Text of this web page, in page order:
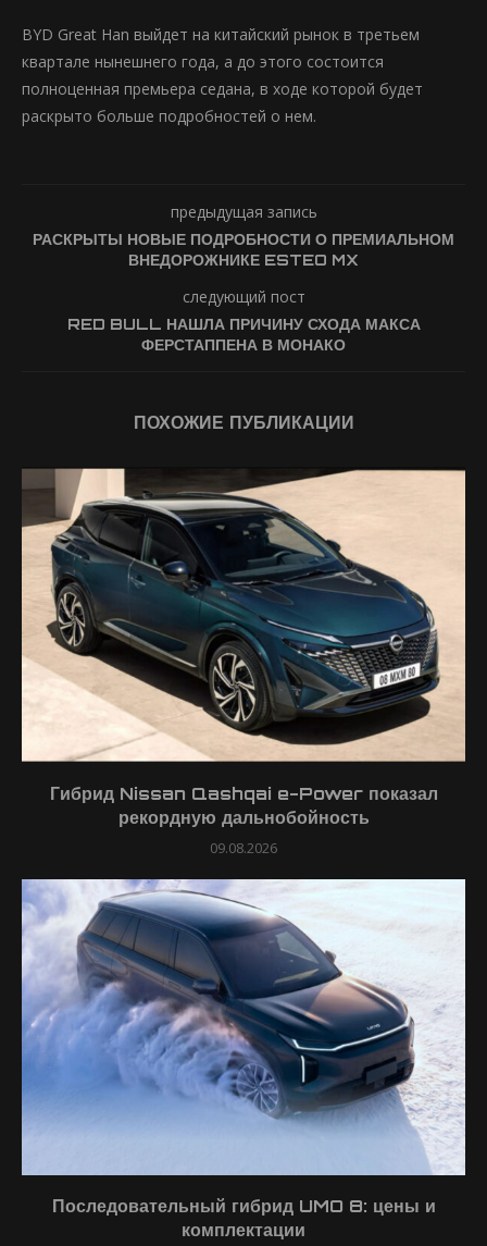
BYD Great Han выйдет на китайский рынок в третьем
квартале нынешнего года, а до этого состоится
полноценная премьера седана, в ходе которой будет
раскрыто больше подробностей о нем.
предыдущая запись
РАСКРЫТЫ НОВЫЕ ПОДРОБНОСТИ О ПРЕМИАЛЬНОМ
ВНЕДОРОЖНИКЕ ESTEO MX
следующий пост
RED BULL НАШЛА ПРИЧИНУ СХОДА МАКСА
ФЕРСТАППЕНА В МОНАКО
ПОХОЖИЕ ПУБЛИКАЦИИ
Гибрид Nissan Qashqai e-Power показал
рекордную дальнобойность
09.08.2026
Последовательный гибрид UMO 8: цены и
комплектации